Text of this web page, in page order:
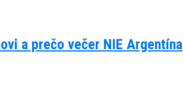
a prečo večer NIE Argentína